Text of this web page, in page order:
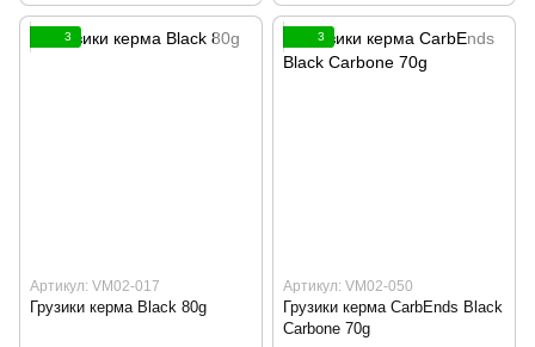
3
Артикул: VM02-017
Грузики керма Black 80g
3
Артикул: VM02-050
Грузики керма CarbEnds Black
Carbone 70g